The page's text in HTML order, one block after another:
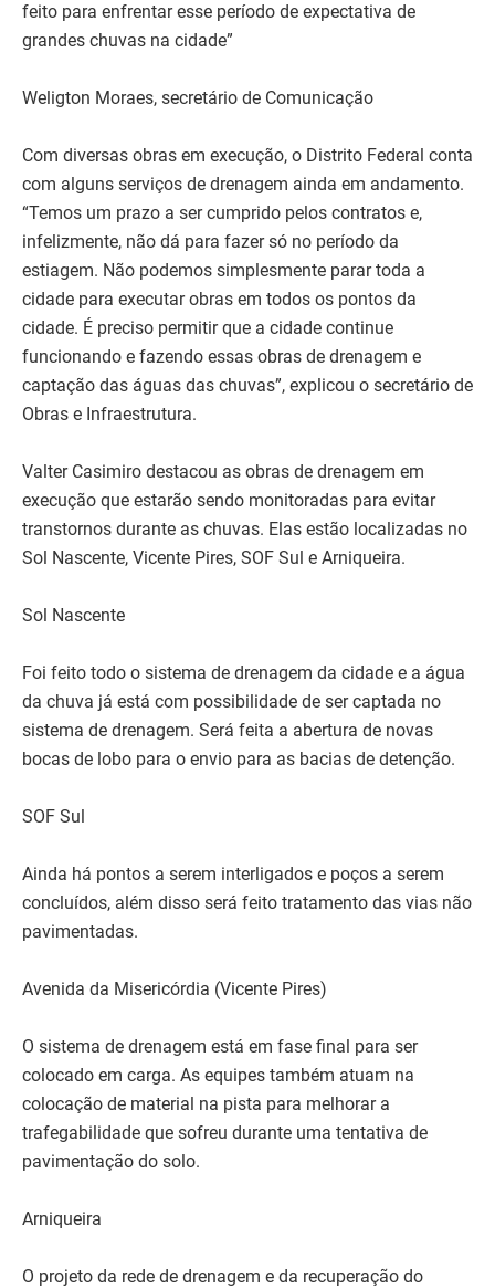
feito para enfrentar esse período de expectativa de
grandes chuvas na cidade”
Weligton Moraes, secretário de Comunicação
Com diversas obras em execução, o Distrito Federal conta
com alguns serviços de drenagem ainda em andamento.
“Temos um prazo a ser cumprido pelos contratos e,
infelizmente, não dá para fazer só no período da
estiagem. Não podemos simplesmente parar toda a
cidade para executar obras em todos os pontos da
cidade. É preciso permitir que a cidade continue
funcionando e fazendo essas obras de drenagem e
captação das águas das chuvas”, explicou o secretário de
Obras e Infraestrutura.
Valter Casimiro destacou as obras de drenagem em
execução que estarão sendo monitoradas para evitar
transtornos durante as chuvas. Elas estão localizadas no
Sol Nascente, Vicente Pires, SOF Sul e Arniqueira.
Sol Nascente
Foi feito todo o sistema de drenagem da cidade e a água
da chuva já está com possibilidade de ser captada no
sistema de drenagem. Será feita a abertura de novas
bocas de lobo para o envio para as bacias de detenção.
SOF Sul
Ainda há pontos a serem interligados e poços a serem
concluídos, além disso será feito tratamento das vias não
pavimentadas.
Avenida da Misericórdia (Vicente Pires)
O sistema de drenagem está em fase final para ser
colocado em carga. As equipes também atuam na
colocação de material na pista para melhorar a
trafegabilidade que sofreu durante uma tentativa de
pavimentação do solo.
Arniqueira
O projeto da rede de drenagem e da recuperação do